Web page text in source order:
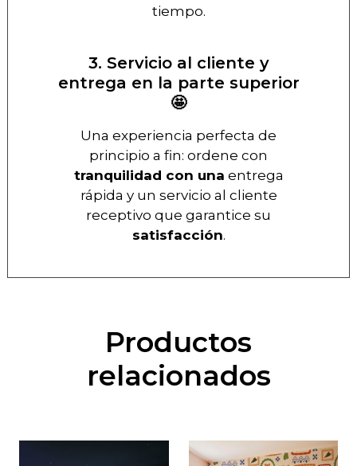
tiempo.
3. Servicio al cliente y
entrega en la parte superior
🤩
Una experiencia perfecta de
principio a fin: ordene con
tranquilidad con una entrega
rápida y un servicio al cliente
receptivo que garantice su
satisfacción.
Productos
relacionados